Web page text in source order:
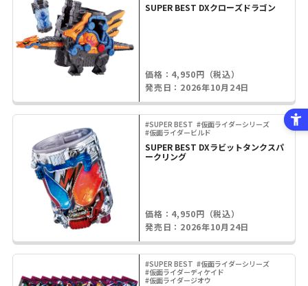
SUPER BEST DXクローズドラゴン
価格：4,950円（税込）
発売日：2026年10月24日
#SUPER BEST #仮面ライダーシリーズ
#仮面ライダービルド
SUPER BEST DXラビットタンクスパ
ークリング
価格：4,950円（税込）
発売日：2026年10月24日
#SUPER BEST #仮面ライダーシリーズ
#仮面ライダーディケイド
#仮面ライダージオウ